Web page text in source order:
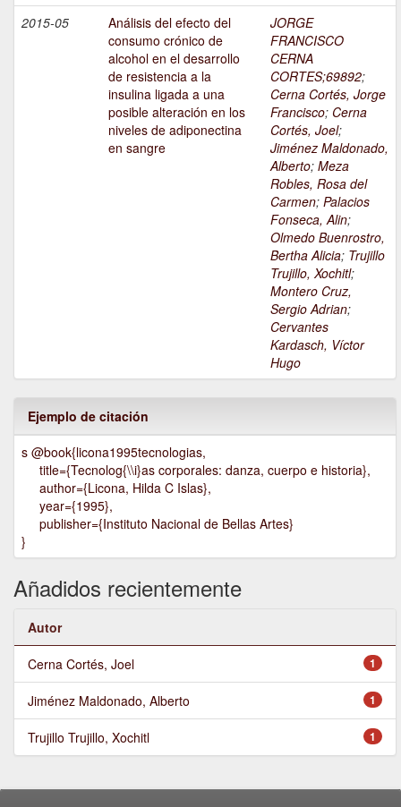
2015-05
Análisis del efecto del
consumo crónico de
alcohol en el desarrollo
de resistencia a la
insulina ligada a una
posible alteración en los
niveles de adiponectina
en sangre
JORGE
FRANCISCO
CERNA
CORTES;69892;
Cerna Cortés, Jorge
Francisco; Cerna
Cortés, Joel;
Jiménez Maldonado,
Alberto; Meza
Robles, Rosa del
Carmen; Palacios
Fonseca, Alin;
Olmedo Buenrostro,
Bertha Alicia; Trujillo
Trujillo, Xochitl;
Montero Cruz,
Sergio Adrian;
Cervantes
Kardasch, Víctor
Hugo
Ejemplo de citación
s @book{licona1995tecnologias,
title={Tecnolog{\\i}as corporales: danza, cuerpo e historia},
author={Licona, Hilda C Islas},
year={1995},
publisher={Instituto Nacional de Bellas Artes}
}
Añadidos recientemente
Autor
1
Cerna Cortés, Joel
1
Jiménez Maldonado, Alberto
1
Trujillo Trujillo, Xochitl